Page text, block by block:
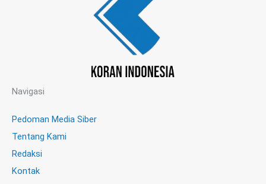
Navigasi
Pedoman Media Siber
Tentang Kami
Redaksi
Kontak